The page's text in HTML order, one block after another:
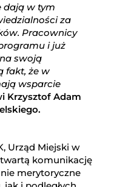
dają w tym
za
Pracownicy
i już
swoją
fakt, że w
wsparcie
Krzysztof Adam
Urząd Miejski w
komunikację
merytoryczne